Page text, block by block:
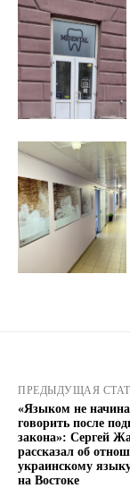
ПРЕДЫДУЩАЯ
«Языком не
говорить после
закона»: Сергей
рассказал об
украинскому
на Востоке